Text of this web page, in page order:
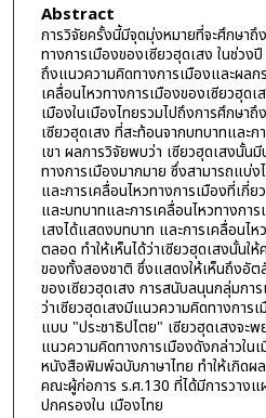
Abstract
การวิจัยครั้งนี้มีจุดมุ่งหมายที่จะศึกษาถึ
ทางการเมืองของเซียวฮุดเสง ในช่ว
ถึงแนวความคิดทางการเมืองและผลก
เคลื่อนไหวทางการเมืองของเซียวฮุด
เมืองในเมืองไทยรวมไปถึงการศึกษ
เซียวฮุดเสง ที่สะท้อนจากบทบาทและก
เขา ผลการวิจัยพบว่า เซียวฮุดเสงนั้น
ทางการเมืองมากมาย ซึ่งสามารถแบ่
และการเคลื่อนไหวทางการเมืองที่เกี่
และบทบาทและการเคลื่อนไหวทางกา
เสงได้แสดงบทบาท และการเคลื่อนไ
ตลอด ทำให้เห็นได้ว่าเซียวฮุดเสงนั้น
ของทั้งสองชาติ ซึ่งแสดงให้เห็นถึงอั
ของเซียวฮุดเสง การสนับลนุนกลุ่มการ
ว่าเซียวฮุดเสงมีแนวความคิดทางการ
แบบ "ประชาธิปไตย" เซียวฮุดเสงจะ
แนวความคิดทางการเมืองดังกล่าวใน
หนังสือพิมพ์ฉบับภาษาไทย ทำให้เกิดผ
คณะผู้ก่อการ ร.ศ.130 ที่ได้มีการวาง
ปกครองใน เมืองไทย